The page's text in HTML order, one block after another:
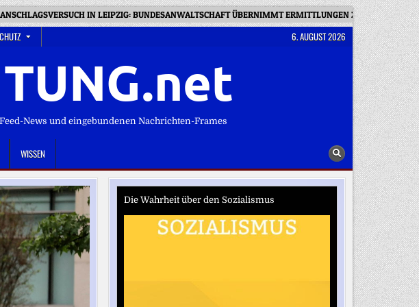
ANSCHLAGSVERSUCH IN LEIPZIG: BUNDESANWALTSCHAFT ÜBERNIMMT ERMITTLUNGEN ZU DROHNEN-
6. AUGUST 2026
News und eingebundenen Nachrichten-Frames
WISSEN
Die Wahrheit über den Sozialismus